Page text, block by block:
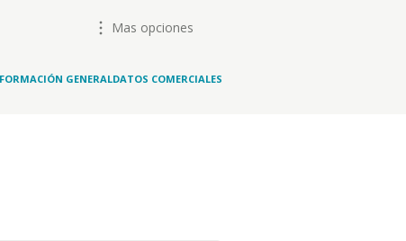
Mas opciones
GENERALDATOS COMERCIALES